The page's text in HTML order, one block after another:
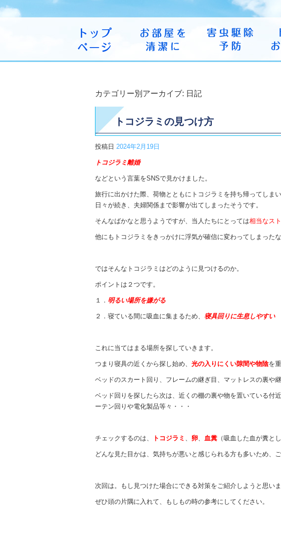
カテゴリー別アーカイブ: 日記
トコジラミの見つけ方
投稿日 2024年2月19日
トコジラミ離婚
などという言葉をSNSで見かけました。
旅行に出かけた際、荷物とともにトコジラミを持ち帰ってしま
日々が続き、夫婦関係まで影響が出てしまったそうです。
そんなばかなと思うようですが、当人たちにとっては相当なス
他にもトコジラミをきっかけに浮気が確信に変わってしまった
ではそんなトコジラミはどのように見つけるのか。
ポイントは２つです。
１． 明るい場所を嫌がる
２．寝ている間に吸血に集まるため、 寝具回りに生息しやすい
これに当てはまる場所を探していきます。
つまり寝具の近くから探し始め、 光の入りにくい隙間や物陰を
ベッドのスカート回り、フレームの継ぎ目、マットレスの裏や
ベッド回りを探したら次は、近くの棚の裏や物を置いている付
ーテン回りや電化製品等々・・・
チェックするのは、 トコジラミ 、 卵、 血糞 （吸血した血が糞と
どんな見た目かは、気持ちが悪いと感じられる方も多いため、
次回は。もし見つけた場合にできる対策をご紹介しようと思いま
ぜひ頭の片隅に入れて、もしもの時の参考にしてください。